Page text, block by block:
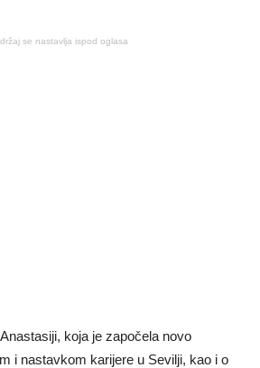
se nastavlja ispod oglasa
koja je započela novo
i nastavkom karijere u Sevilji, kao i o